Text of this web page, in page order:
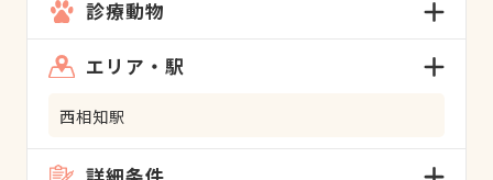
診療動物
エリア・駅
西相知駅